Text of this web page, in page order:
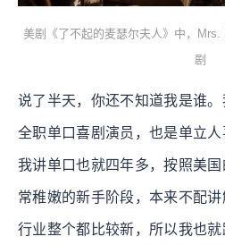
美剧《了不起的麦瑟尔夫人》中，
剧
说了半天，你还不知道我是谁
全职单口喜剧演员，也是单立人
我讲单口也就四年多，按照美
常稚嫩的新手阶段，本来不配讲
行业整个都比较新，所以我也